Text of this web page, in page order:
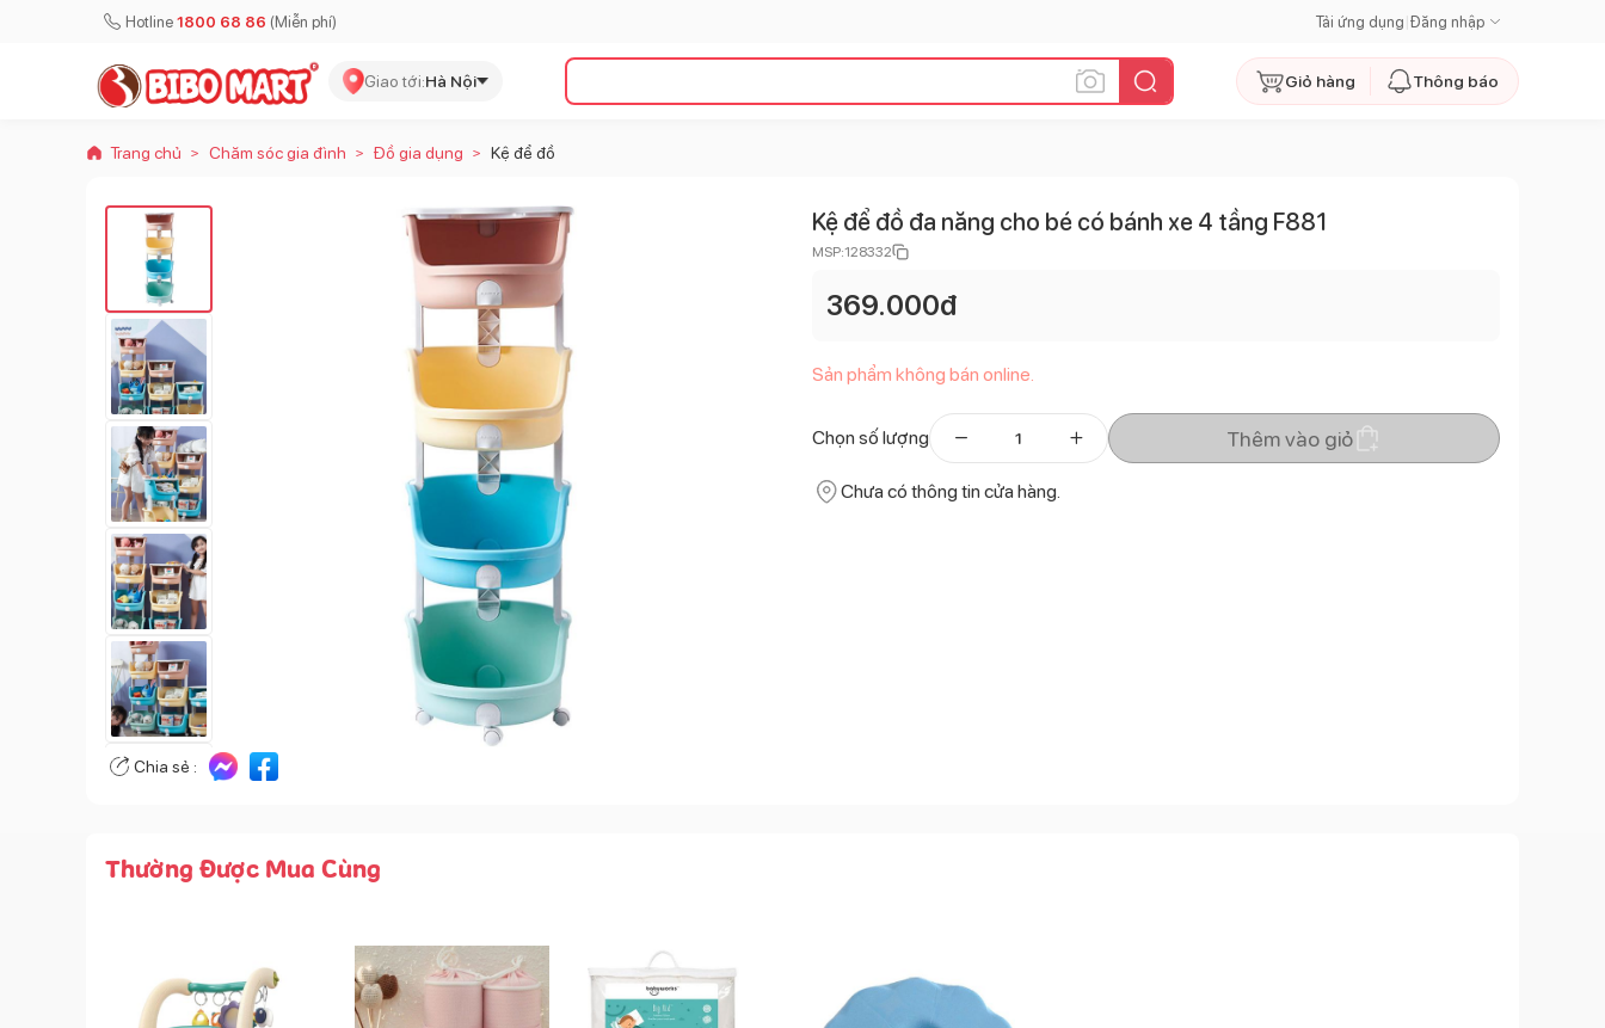
Hotline 1800 68 86 (Miễn phí) Tải ứng dụng Đăng nhập
Giao tới:Hà Nội Giỏ hàng Thông báo
Trang chủ > Chăm sóc gia đình > Đồ gia dụng > Kệ để đồ
Chia sẻ :
Kệ để đồ đa năng cho bé có bánh xe 4 tầng F881
MSP:128332
369.000đ
Sản phẩm không bán online.
Chọn số lượng Thêm vào giỏ
Chưa có thông tin cửa hàng.
Thường Được Mua Cùng